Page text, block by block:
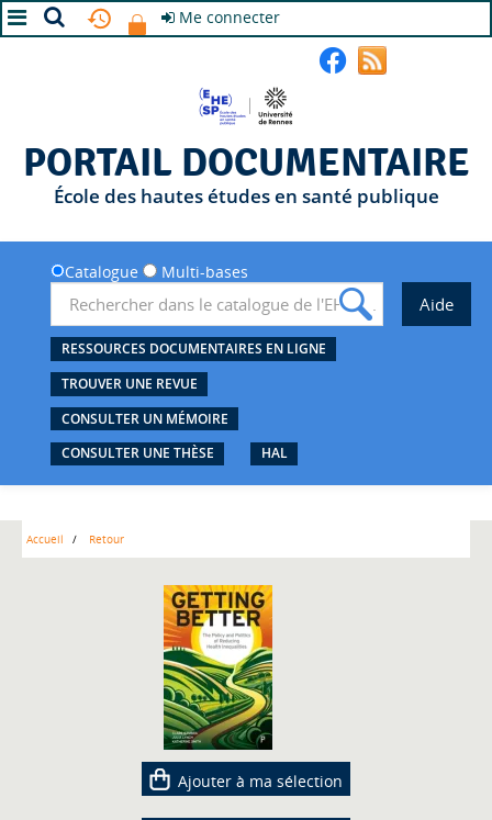
Me connecter
PORTAIL DOCUMENTAIRE
École des hautes études en santé publique
Catalogue Multi-bases
RESSOURCES DOCUMENTAIRES EN LIGNE
TROUVER UNE REVUE
CONSULTER UN MÉMOIRE
CONSULTER UNE THÈSE
HAL
Accueil Retour
Ajouter à ma sélection